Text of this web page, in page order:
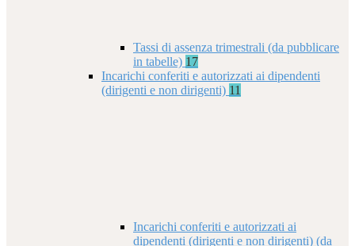
Tassi di assenza trimestrali (da pubblicare
in tabelle) 17
Incarichi conferiti e autorizzati ai dipendenti
(dirigenti e non dirigenti) 11
Incarichi conferiti e autorizzati ai
dipendenti (dirigenti e non dirigenti) (da